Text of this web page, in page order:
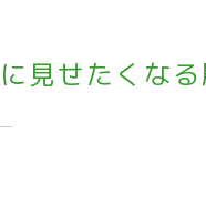
見せたくなる